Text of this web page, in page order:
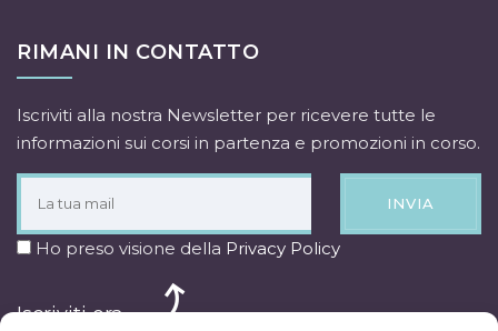
RIMANI IN CONTATTO
Iscriviti alla nostra Newsletter per ricevere tutte le
informazioni sui corsi in partenza e promozioni in corso.
INVIA
Ho preso visione della Privacy Policy
Iscriviti ora